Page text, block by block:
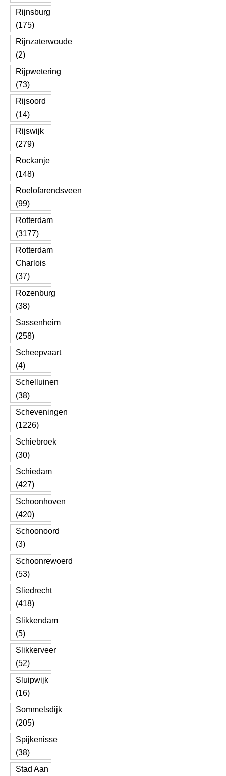
Rijnsburg
(175)
Rijnzaterwoude
(2)
Rijpwetering
(73)
Rijsoord
(14)
Rijswijk
(279)
Rockanje
(148)
Roelofarendsveen
(99)
Rotterdam
(3177)
Rotterdam
Charlois
(37)
Rozenburg
(38)
Sassenheim
(258)
Scheepvaart
(4)
Schelluinen
(38)
Scheveningen
(1226)
Schiebroek
(30)
Schiedam
(427)
Schoonhoven
(420)
Schoonoord
(3)
Schoonrewoerd
(53)
Sliedrecht
(418)
Slikkendam
(5)
Slikkerveer
(52)
Sluipwijk
(16)
Sommelsdijk
(205)
Spijkenisse
(38)
Stad Aan